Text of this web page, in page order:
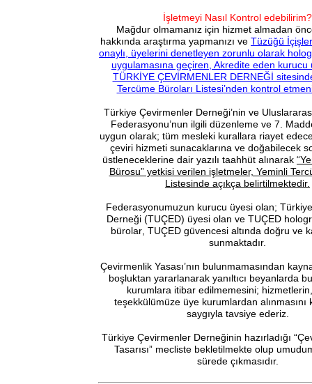
İşletmeyi Nasıl Kontrol edebilirim?
Mağdur olmamanız için hizmet almadan
hakkında araştırma yapmanızı ve Tüzüğü
onaylı, üyelerini denetleyen zorunlu olarak
uygulamasına geçiren, Akredite eden kurucu
TÜRKİYE ÇEVİRMENLER DERNEĞİ
Tercüme Büroları Listesi’nden kontrol
Türkiye Çevirmenler Derneği’nin ve
Federasyonu’nun ilgili düzenleme ve 7.
uygun olarak; tüm mesleki kurallara riayet
çeviri hizmeti sunacaklarına ve doğabilecek
üstleneceklerine dair yazılı taahhüt alınarak
Bürosu” yetkisi verilen işletmeler, Yeminli
Listesinde açıkça belirtilmektedir.
Federasyonumuzun kurucu üyesi olan;
Derneği (TUÇED) üyesi olan ve TUÇED
bürolar, TUÇED güvencesi altında doğru ve
sunmaktadır.
Çevirmenlik Yasası’nın bulunmamasından
boşluktan yararlanarak yanıltıcı beyanlarda
kurumlara itibar edilmemesini;
teşekkülümüze üye kurumlardan alınmasını
saygıyla tavsiye ederiz.
Türkiye Çevirmenler Derneğinin hazırladığı
Tasarısı” mecliste bekletilmekte olup
sürede çıkmasıdır.